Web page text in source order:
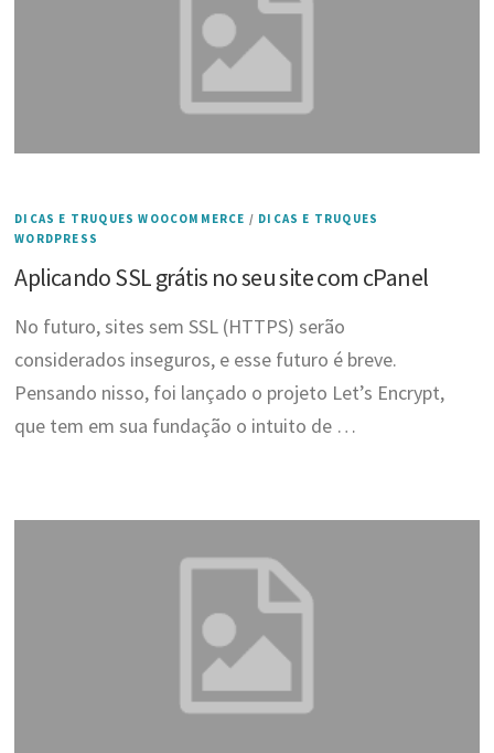
DICAS E TRUQUES WOOCOMMERCE / DICAS E TRUQUES
WORDPRESS
Aplicando SSL grátis no seu site com cPanel
No futuro, sites sem SSL (HTTPS) serão
considerados inseguros, e esse futuro é breve.
Pensando nisso, foi lançado o projeto Let’s Encrypt,
que tem em sua fundação o intuito de …